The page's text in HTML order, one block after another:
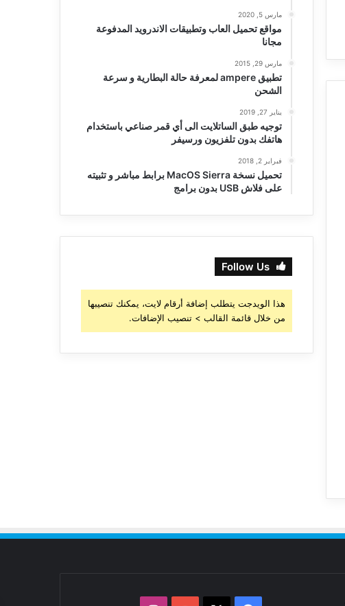
مارس 5, 2020
مواقع تحميل العاب وتطبيقات الاندرويد المدفوعة
مجانا
مارس 29, 2015
تطبيق ampere لمعرفة حالة البطارية و سرعة
الشحن
يناير 27, 2019
توجيه طبق الساتلايت الى أي قمر صناعي باستخدام
هاتفك بدون تلفزيون ورسيفر
فبراير 2, 2018
تحميل نسخة MacOS Sierra برابط مباشر و تثبيته
على فلاش USB بدون برامج
Follow Us
هذا الويدجت يتطلب إضافة أرقام لايت، يمكنك تنصيبها
من خلال قائمة القالب > تنصيب الإضافات.